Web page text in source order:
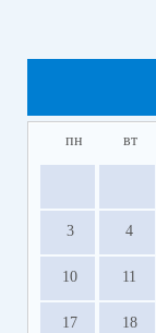
пн вт
3 4
10 11
17 18